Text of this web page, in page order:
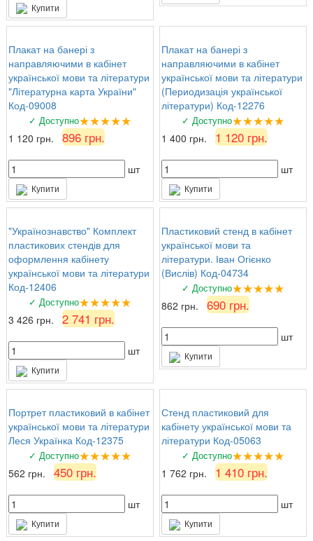
Купити
Плакат на банері з
направляючими в кабінет
української мови та літератури
"Літературна карта України"
Код-09008
✓ Доступно★★★★★
1 120 грн. 896 грн.
шт
Купити
Плакат на банері з
направляючими в кабінет
української мови та літератури
(Периодизація української
літератури) Код-12276
✓ Доступно★★★★★
1 400 грн. 1 120 грн.
шт
Купити
"Українознавство" Комплект
пластикових стендів для
оформлення кабінету
української мови та літератури
Код-12406
✓ Доступно★★★★★
3 426 грн. 2 741 грн.
шт
Купити
Пластиковий стенд в кабінет
української мови та
літератури. Іван Огієнко
(Вислів) Код-04734
✓ Доступно★★★★★
862 грн. 690 грн.
шт
Купити
Портрет пластиковий в кабінет
української мови та літератури
Леся Українка Код-12375
✓ Доступно★★★★★
562 грн. 450 грн.
шт
Купити
Стенд пластиковий для
кабінету української мови та
літератури Код-05063
✓ Доступно★★★★★
1 762 грн. 1 410 грн.
шт
Купити